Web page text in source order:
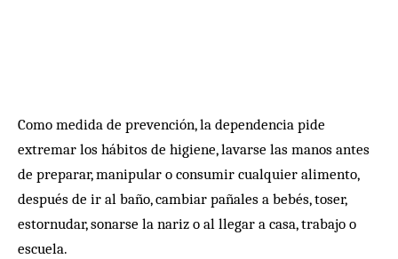
Como medida de prevención, la dependencia pide
extremar los hábitos de higiene, lavarse las manos antes
de preparar, manipular o consumir cualquier alimento,
después de ir al baño, cambiar pañales a bebés, toser,
estornudar, sonarse la nariz o al llegar a casa, trabajo o
escuela.